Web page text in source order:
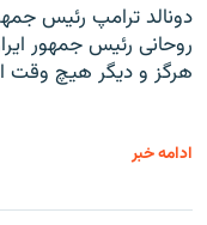
دونالد ترامپ رئیس
روحانی رئیس جمهور
هرگز و دیگر هیچ وقت
ادامه خبر